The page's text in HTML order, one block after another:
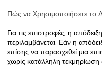
Πώς να Χρησιμοποιήσετε το
Για τις επιστροφές, η
περιλαμβάνεται. Εάν η
επίσης να παρασχεθεί μια
χωρίς κατάλληλη